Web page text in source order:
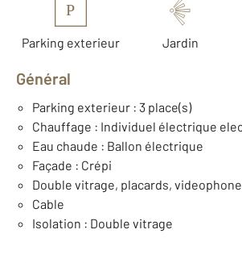
P
Parking exterieur Jardin
Général
Parking exterieur : 3 place(s)
Chauffage : Individuel électrique
Eau chaude : Ballon électrique
Façade : Crépi
Double vitrage, placards, videophone
Cable
Isolation : Double vitrage